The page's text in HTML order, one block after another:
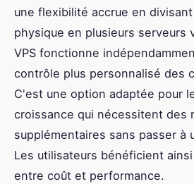
une flexibilité accrue en
physique en plusieurs serveurs
VPS fonctionne
contrôle plus personnalisé des
C'est une option adaptée pour
croissance qui nécessitent des
supplémentaires sans passer à
Les utilisateurs bénéficient
entre coût et performance.